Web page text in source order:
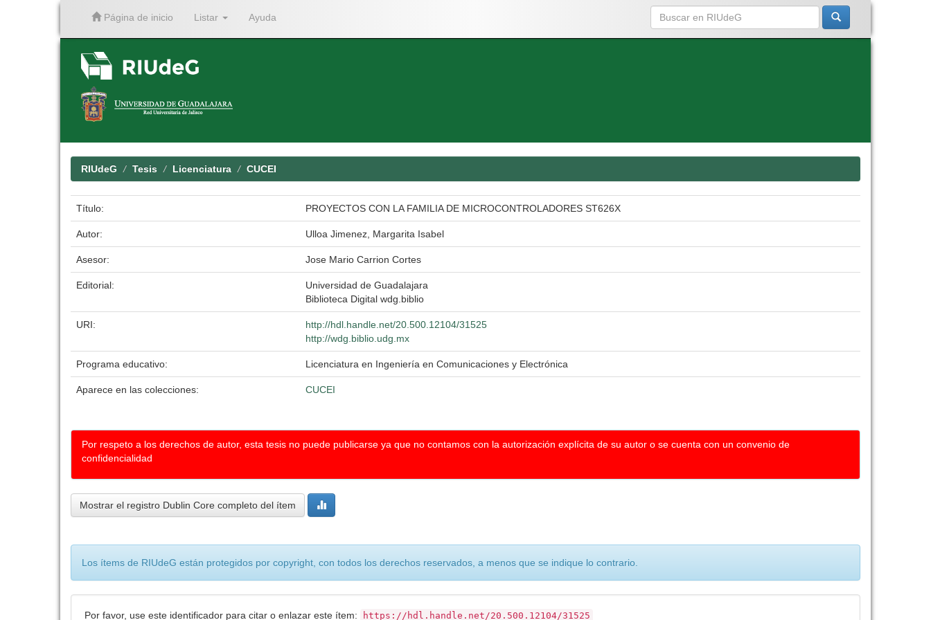
Página de inicio Listar Ayuda
RIUdeG Tesis Licenciatura CUCEI
Título: PROYECTOS CON LA FAMILIA DE MICROCONTROLADORES ST626X
Autor: Ulloa Jimenez, Margarita Isabel
Asesor: Jose Mario Carrion Cortes
Editorial:
Universidad de Guadalajara
Biblioteca Digital wdg.biblio
URI:
http://hdl.handle.net/20.500.12104/31525
http://wdg.biblio.udg.mx
Programa educativo: Licenciatura en Ingeniería en Comunicaciones y Electrónica
Aparece en las colecciones: CUCEI
Por respeto a los derechos de autor, esta tesis no puede publicarse ya que no contamos con la autorización explícita de su autor o se cuenta con un convenio de
confidencialidad
Mostrar el registro Dublin Core completo del ítem
Los ítems de RIUdeG están protegidos por copyright, con todos los derechos reservados, a menos que se indique lo contrario.
Por favor, use este identificador para citar o enlazar este ítem: https://hdl.handle.net/20.500.12104/31525